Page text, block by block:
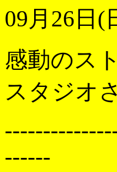
09月26日(
感動のス
スタジオ
------